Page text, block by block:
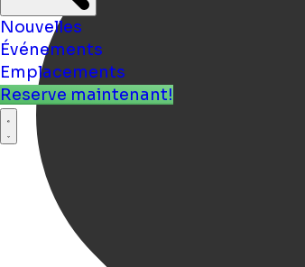
Nouvelles
Événements
Emplacements
Reserve maintenant!